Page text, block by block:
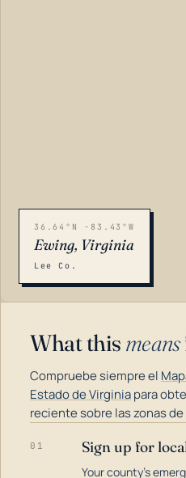
36.64°N -83.43°W
Ewing, Virginia
Lee Co.
What this means
Compruebe siempre el
Estado de Virginiapara
reciente sobre las zonas
01 Sign up for
Your county's